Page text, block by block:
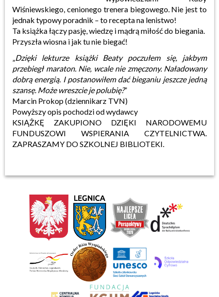
Wiśniewskiego, cenionego trenera biegowego. Nie jest to
jednak typowy poradnik – to recepta na lenistwo!
Ta książka łączy pasję, wiedzę i mądrą miłość do biegania.
Przyszła wiosna i jak tu nie biegać!
„Dzięki lekturze książki Beaty poczułem się, jakbym
przebiegł maraton. Nie, wcale nie zmęczony. Naładowany
dobrą energią. I postanowiłem dać bieganiu jeszcze jedną
szansę. Może wreszcie je polubię?”
Marcin Prokop (dziennikarz TVN)
Powyższy opis pochodzi od wydawcy
KSIĄŻKĘ ZAKUPIONO DZIĘKI NARODOWEMU
FUNDUSZOWI WSPIERANIA CZYTELNICTWA.
ZAPRASZAMY DO SZKOLNEJ BIBLIOTEKI.